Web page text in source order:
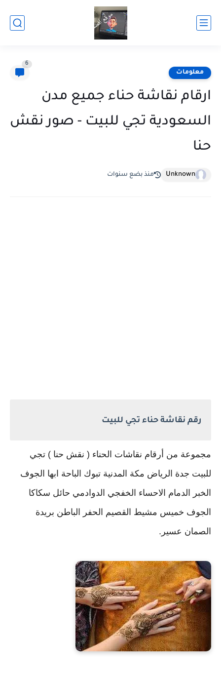
معلومات
6
ارقام نقاشة حناء جميع مدن
السعودية تجي للبيت - صور نقش
حنا
Unknown منذ بضع سنوات
رقم نقاشة حناء تجي للبيت
مجموعة من أرقام نقاشات الحناء ( نقش حنا ) تجي
للبيت جدة الرياض مكة المدنية تبوك الباحة ابها الجوف
الخبر الدمام الاحساء الخفجي الدوادمي حائل سكاكا
الجوف خميس مشيط القصيم الحفر الباطن بريدة
الصمان عسير.